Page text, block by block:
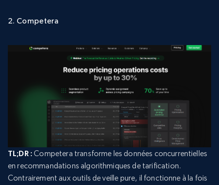
2. Competera
TL;DR : Competera transforme les données concurrentielles
en recommandations algorithmiques de tarification.
Contrairement aux outils de veille pure, il fonctionne à la fois